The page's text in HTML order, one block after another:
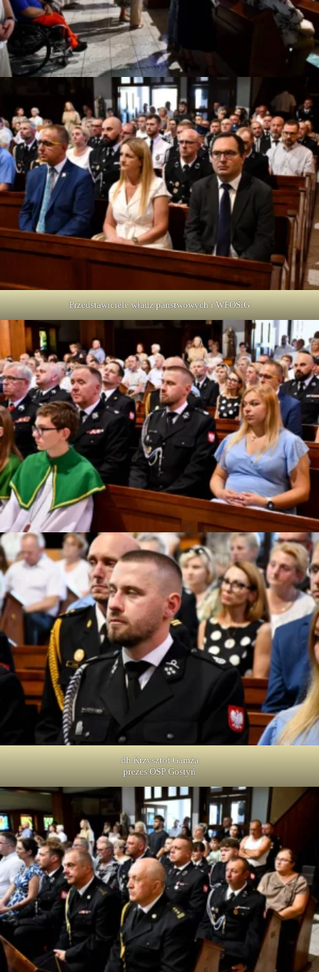
Przedstawiciele władz państwowych i WFOŚiG
dh Krzysztof Gamża
prezes OSP Gostyń